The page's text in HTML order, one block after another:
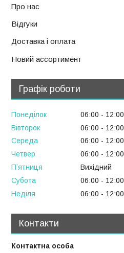
Про нас
Відгуки
Доставка і оплата
Новий ассортимент
Графік роботи
Понеділок 06:00
12:00
Вівторок
06:00
12:00
Середа
06:00
12:00
Четвер
06:00
12:00
Пʼятниця
Вихідний
Субота
06:00
12:00
Неділя
06:00 12:00
Контакти